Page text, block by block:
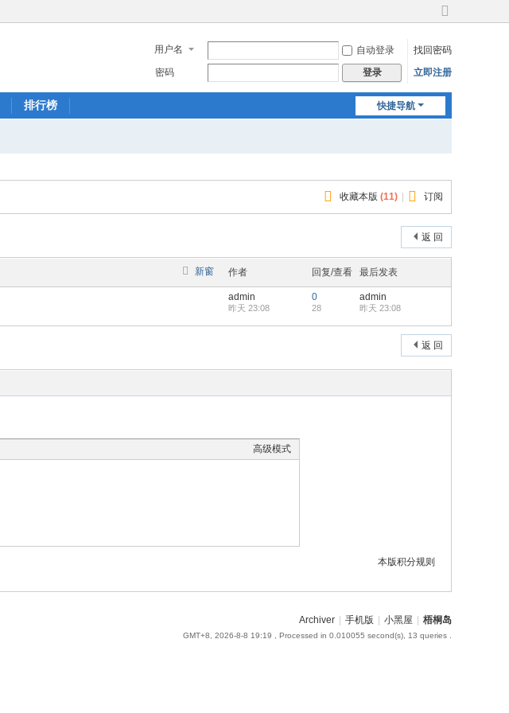
切
到
宽
用户名 自动登录
找回密码
密码
登录 立即注册
快捷导航
排行榜
收藏本版 (11) 订阅
返 回
新窗 作者 回复/查看 最后发表
admin
昨天 23:08
0
28
admin
昨天 23:08
返 回
高级模式
本版积分规则
Archiver 手机版 小黑屋 梧桐岛
GMT+8, 2026-8-8 19:19 , Processed in 0.010055 second(s), 13 queries .